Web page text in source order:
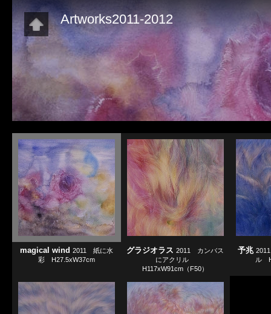
Artworks2011-2012
magical wind 2011 紙に水
彩 H27.5xW37cm
グラジオラス 2011 カンバス
にアクリル
H117xW91cm（F50）
予兆
ル